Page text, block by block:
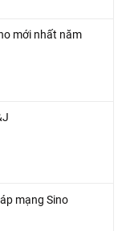
mới nhất năm
mạng Sino